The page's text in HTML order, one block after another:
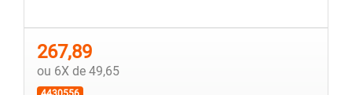
267,89
ou 6X de 49,65